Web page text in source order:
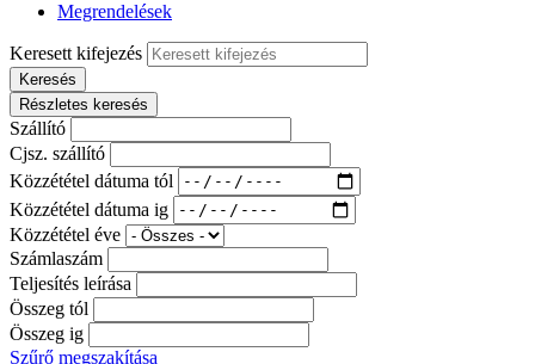
Megrendelések
Keresett kifejezés
Keresés
Részletes keresés
Szállító
Cjsz. szállító
Közzététel dátuma tól
Közzététel dátuma ig
Közzététel éve
Számlaszám
Teljesítés leírása
Összeg tól
Összeg ig
Szűrő megszakítása